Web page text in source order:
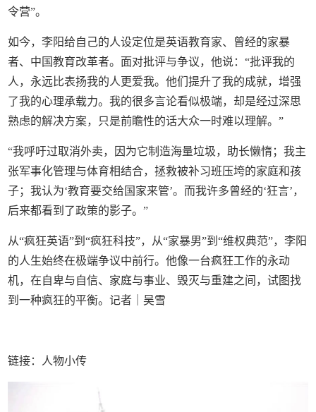
令营”。
如今，李阳给自己的人设定位是英语教育家、曾经的家暴
者、中国教育改革者。面对批评与争议，他说：“批评我的
人，永远比表扬我的人更爱我。他们提升了我的成就，增强
了我的心理承载力。我的很多言论看似极端，却是经过深思
熟虑的解决方案，只是前瞻性的话大众一时难以理解。”
“我呼吁过取消外卖，因为它制造海量垃圾，助长懒惰；我主
张军事化管理与体育相结合，拯救被补习班压垮的家庭和孩
子；我认为‘教育要交给国家来管’。而我许多曾经的‘狂言’，
后来都看到了政策的影子。”
从“疯狂英语”到“疯狂科技”，从“家暴男”到“维权典范”，李阳
的人生始终在极端争议中前行。他像一台疯狂工作的永动
机，在自卑与自信、家庭与事业、毁灭与重建之间，试图找
到一种疯狂的平衡。记者｜吴雪
链接：人物小传